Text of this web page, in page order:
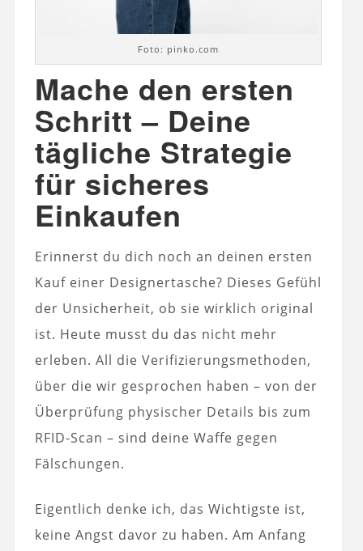
Foto: pinko.com
Mache den ersten
Schritt – Deine
tägliche Strategie
für sicheres
Einkaufen
Erinnerst du dich noch an deinen ersten
Kauf einer Designertasche? Dieses Gefühl
der Unsicherheit, ob sie wirklich original
ist. Heute musst du das nicht mehr
erleben. All die Verifizierungsmethoden,
über die wir gesprochen haben – von der
Überprüfung physischer Details bis zum
RFID-Scan – sind deine Waffe gegen
Fälschungen.
Eigentlich denke ich, das Wichtigste ist,
keine Angst davor zu haben. Am Anfang